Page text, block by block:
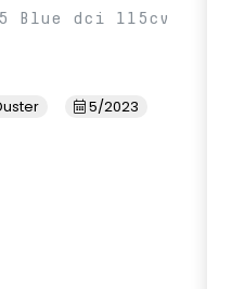
Blue dci 115cv
5/2023